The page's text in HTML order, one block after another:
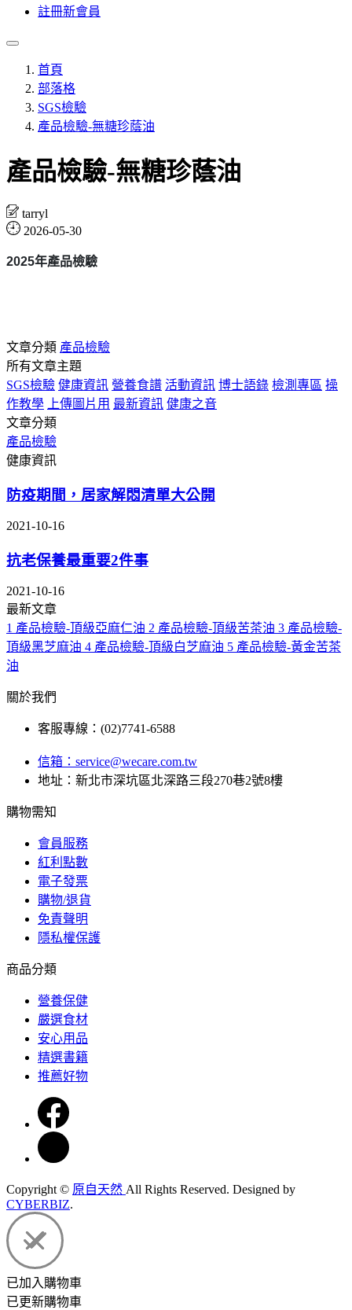
註冊新會員
首頁
部落格
SGS檢驗
產品檢驗-無糖珍蔭油
產品檢驗-無糖珍蔭油
tarryl
2026-05-30
2025年產品檢驗
文章分類 產品檢驗
所有文章主題
SGS檢驗 健康資訊 營養食譜 活動資訊 博士語錄 檢測專區 操
作教學
上傳圖片用 最新資訊 健康之音
文章分類
產品檢驗
健康資訊
防疫期間，居家解悶清單大公開
2021-10-16
抗老保養最重要2件事
2021-10-16
最新文章
1 產品檢驗-頂級亞麻仁油 2 產品檢驗-頂級苦茶油 3 產品檢驗-
頂級黑芝麻油 4 產品檢驗-頂級白芝麻油 5 產品檢驗-黃金苦茶
油
關於我們
客服專線：(02)7741-6588
信箱： service@wecare.com.tw
地址：新北市深坑區北深路三段270巷2號8樓
購物需知
會員服務
紅利點數
電子發票
購物/退貨
免責聲明
隱私權保護
商品分類
營養保健
嚴選食材
安心用品
精選書籍
推薦好物
Copyright © 原自天然 All Rights Reserved. Designed by
CYBERBIZ.
已加入購物車
已更新購物車